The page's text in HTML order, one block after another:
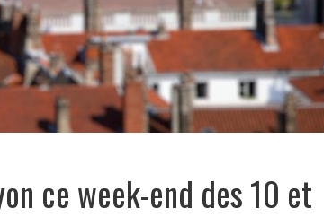
ce week-end des 10 et